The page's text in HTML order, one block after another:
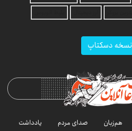
نسخه دسکتاپ
هم‌زبان صدای مردم
یادداشت